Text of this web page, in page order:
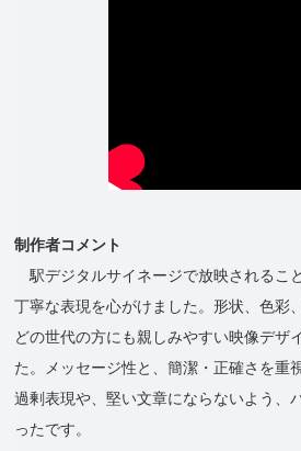
制作者コメント
駅デジタルサイネージで放映されるこ
丁寧な表現を心がけました。形状、色彩
どの世代の方にも親しみやすい映像デザ
た。メッセージ性と、簡潔・正確さを重
過剰表現や、堅い文章にならないよう、
ったです。